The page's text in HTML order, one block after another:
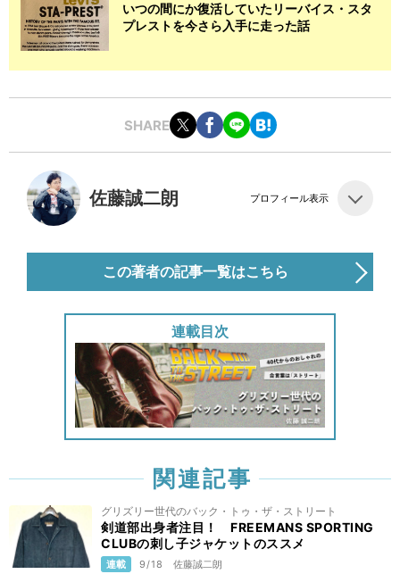
いつの間にか復活していたリーバイス・スタ
プレストを今さら入手に走った話
SHARE
佐藤誠二朗 プロフィール表示
この著者の記事一覧はこちら
連載目次
関連記事
グリズリー世代のバック・トゥ・ザ・ストリート
剣道部出身者注目！ FREEMANS SPORTING
CLUBの刺し子ジャケットのススメ
連載 9/18 佐藤誠二朗